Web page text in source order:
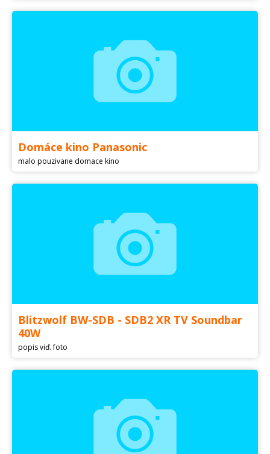
Domáce kino Panasonic
malo pouzivane domace kino
Blitzwolf BW-SDB - SDB2 XR TV Soundbar
40W
popis viď. foto